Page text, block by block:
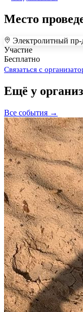
Место
+
–
Электролитный
Участие
Бесплатно
Связаться с
Ещё у
Все события →